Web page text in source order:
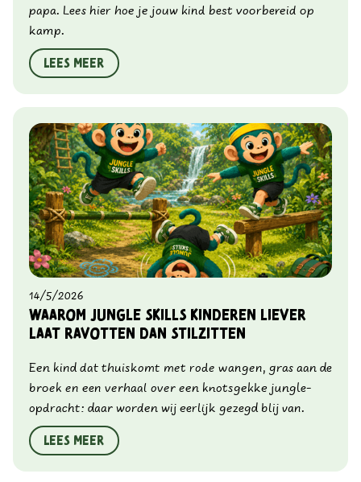
papa. Lees hier hoe je jouw kind best voorbereid op
kamp.
Lees meer
14/5/2026
Waarom Jungle Skills kinderen liever
laat ravotten dan stilzitten
Een kind dat thuiskomt met rode wangen, gras aan de
broek en een verhaal over een knotsgekke jungle-
opdracht: daar worden wij eerlijk gezegd blij van.
Lees meer